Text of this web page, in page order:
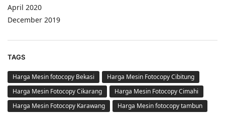
April 2020
December 2019
TAGS
Harga Mesin fotocopy Bekasi
Harga Mesin Fotocopy Cibitung
Harga Mesin Fotocopy Cikarang
Harga Mesin Fotocopy Cimahi
Harga Mesin Fotocopy Karawang
Harga Mesin fotocopy tambun